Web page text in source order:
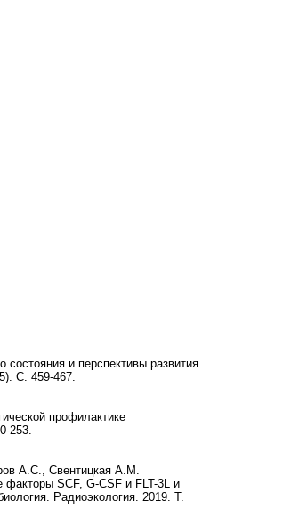
и перспективы развития
С. 459-467.
профилактике
253.
А.С., Свентицкая А.М.
SCF, G-CSF и FLT-3L и
Радиоэкология. 2019. Т.